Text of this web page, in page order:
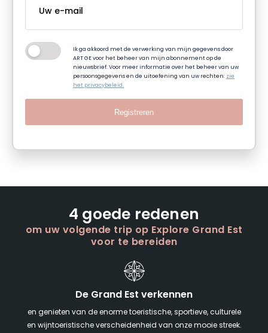
Ik ga akkoord met de verwerking van mijn gegevens door
ART GE voor het beheer van mijn abonnement op de
nieuwsbrief. Voor meer informatie over het beheer van uw
persoonsgegevens en de uitoefening van uw rechten:zie
het privacybeleid.
Registreren
4 goede redenen
om uw volgende trip op Explore Grand Est
voor te bereiden
De Grand Est verkennen
en genieten van de enorme toeristische, sportieve, culturele
en wijntoeristische verscheidenheid van onze mooie streek.